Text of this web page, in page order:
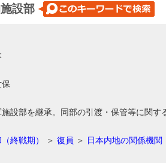
設部
施設部を継承。同部の引渡・保管等に関す
終戦期） ＞ 復員 ＞ 日本内地の関係機関